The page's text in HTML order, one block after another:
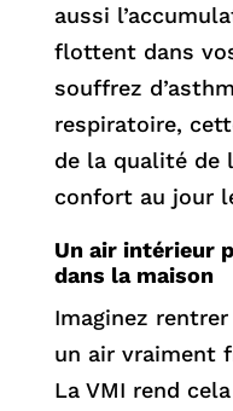
aussi
flottent dans
souffrez
respiratoire,
de la qualité de
confort au jour
Un air intérieur
dans la maison
Imaginez
un air vraiment
La VMI rend